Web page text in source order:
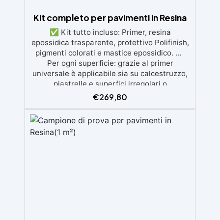
Kit completo per pavimenti in Resina
✅ Kit tutto incluso: Primer, resina
epossidica trasparente, protettivo Polifinish,
pigmenti colorati e mastice epossidico. ✅
Per ogni superficie: grazie al primer
universale è applicabile sia su calcestruzzo,
piastrelle e superfici irregolari o
danneggiate. ✅ Facile da applicare: Video
Guida completa inclusa, 3 semplici passaggi,
finitura protettiva antigraffio. ✅ Risultati
professionali: Sistema autolivellante,
€269,80